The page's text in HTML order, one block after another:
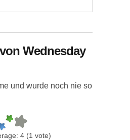
Wednesday
und wurde noch nie so
4 (1 vote)